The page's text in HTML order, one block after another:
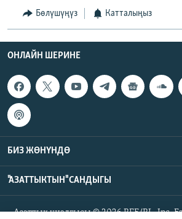
Бөлүшүңүз Катталыңыз
ОНЛАЙН ШЕРИНЕ
БИЗ ЖӨНҮНДӨ
"АЗАТТЫКТЫН" САНДЫГЫ
Азаттык үналгысы © 2026 RFE/RL, Inc.